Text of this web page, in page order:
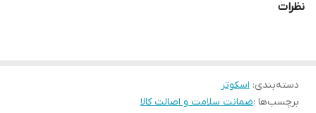
تاشو و قابل حمل
توجه داشته باشید فقط رنگ قابل انتخاب هست و طرح روی اسکوتر به
دلیل متعدد بودن طرح ها قابل انتخاب نمیباشد
نظرات
دسته‌بندی: اسکوتر
برچسب‌ها :ضمانت سلامت و اصالت کالا